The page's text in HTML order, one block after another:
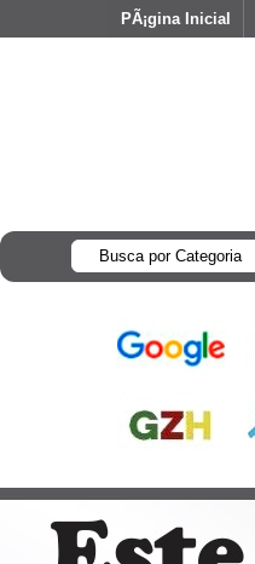
PÃ¡gina Inicial